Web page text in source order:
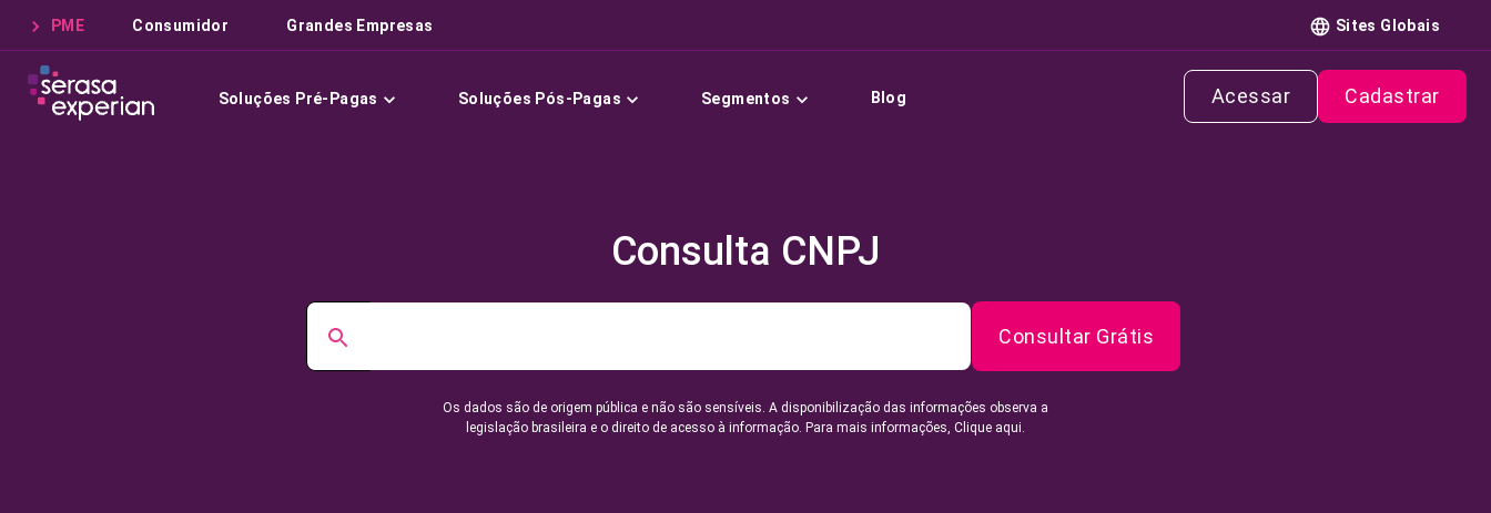
PME Consumidor Grandes Empresas Sites Globais
Soluções Pré-Pagas Soluções Pós-Pagas Segmentos Blog Acessar Cadastrar
Consulta CNPJ
Consultar Grátis
Os dados são de origem pública e não são sensíveis. A disponibilização das informações observa a
legislação brasileira e o direito de acesso à informação. Para mais informações, Clique aqui.